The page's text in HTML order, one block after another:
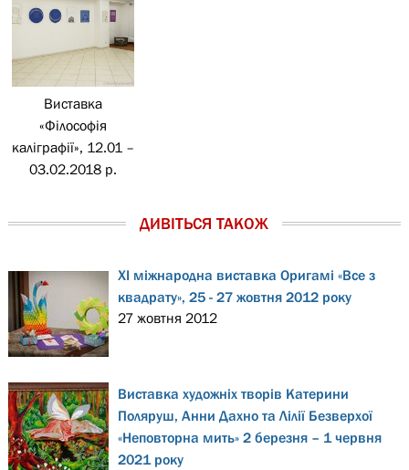
Виставка
«Філософія
каліграфії», 12.01 –
03.02.2018 р.
ДИВІТЬСЯ ТАКОЖ
ХІ міжнародна виставка Оригамі «Все з
квадрату», 25 - 27 жовтня 2012 року
27 жовтня 2012
Виставка художніх творів Катерини
Поляруш, Анни Дахно та Лілії Безверхої
«Неповторна мить» 2 березня – 1 червня
2021 року